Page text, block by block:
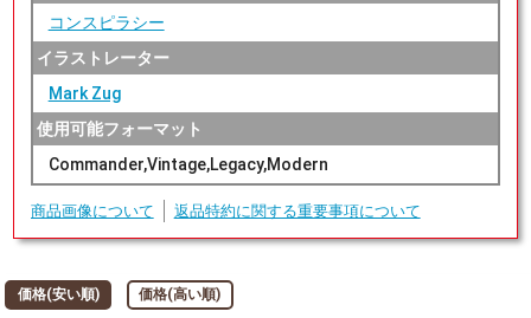
コンスピラシー
イラストレーター
Mark Zug
使用可能フォーマット
Commander,Vintage,Legacy,Modern
商品画像について 返品特約に関する重要事項について
価格(安い順) 価格(高い順)